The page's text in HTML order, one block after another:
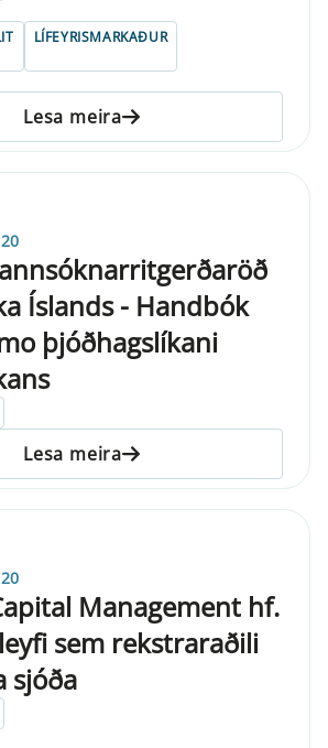
LÍFEYRISMARKAÐUR
Lesa meira
Íslands - Handbók
þjóðhagslíkani
Lesa meira
Management hf.
sem rekstraraðili
sjóða